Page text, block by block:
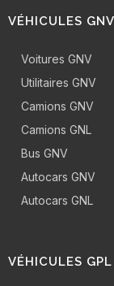
VÉHICULES GNV
Voitures GNV
Utilitaires GNV
Camions GNV
Camions GNL
Bus GNV
Autocars GNV
Autocars GNL
VÉHICULES GPL